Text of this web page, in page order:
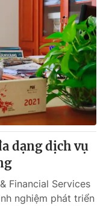
dạng dịch vụ
Financial Services
nghiệm phát triển